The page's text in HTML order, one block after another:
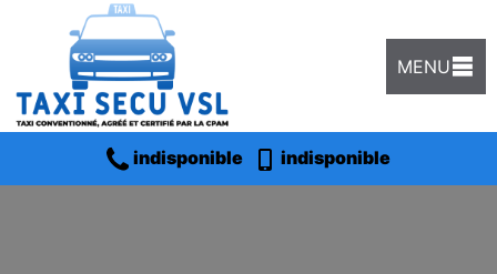
MENU
indisponible indisponible